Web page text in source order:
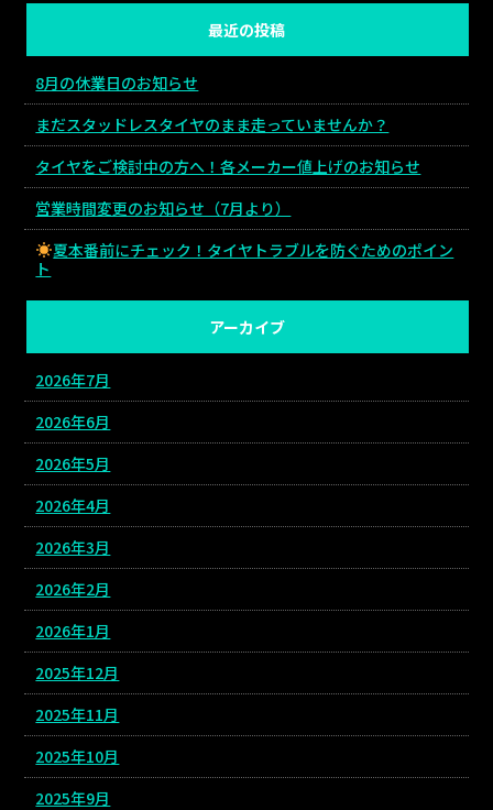
最近の投稿
8月の休業日のお知らせ
まだスタッドレスタイヤのまま走っていませんか？
タイヤをご検討中の方へ！各メーカー値上げのお知らせ
営業時間変更のお知らせ（7月より）
夏本番前にチェック！タイヤトラブルを防ぐためのポイン
ト
アーカイブ
2026年7月
2026年6月
2026年5月
2026年4月
2026年3月
2026年2月
2026年1月
2025年12月
2025年11月
2025年10月
2025年9月